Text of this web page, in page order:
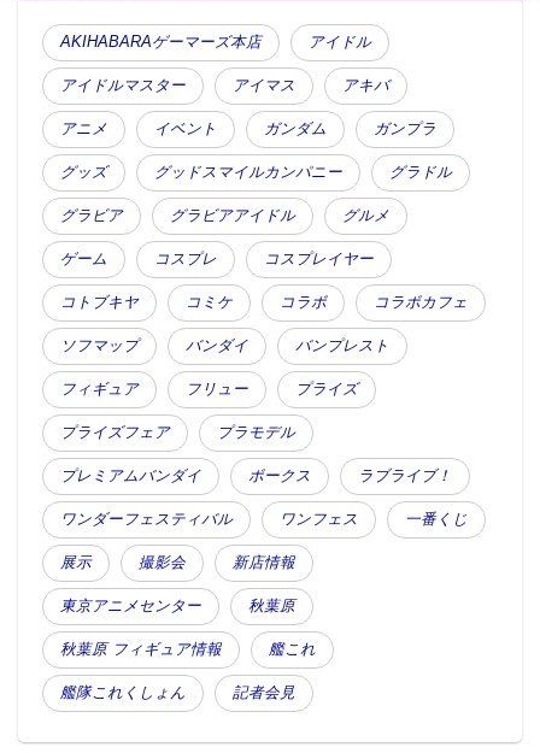
AKIHABARAゲーマーズ本店 アイドル
アイドルマスター アイマス アキバ
アニメ イベント ガンダム ガンプラ
グッズ グッドスマイルカンパニー グラドル
グラビア グラビアアイドル グルメ
ゲーム コスプレ コスプレイヤー
コトブキヤ コミケ コラボ コラボカフェ
ソフマップ バンダイ バンプレスト
フィギュア フリュー プライズ
プライズフェア プラモデル
プレミアムバンダイ ボークス ラブライブ！
ワンダーフェスティバル ワンフェス 一番くじ
展示 撮影会 新店情報
東京アニメセンター 秋葉原
秋葉原 フィギュア情報 艦これ
艦隊これくしょん 記者会見